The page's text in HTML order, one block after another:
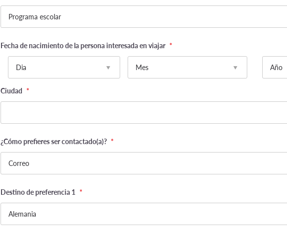
Fecha de nacimiento de la persona interesada en viajar *
Dia Mes Año
Ciudad *
¿Cómo prefieres ser contactado(a)? *
Destino de preferencia 1 *